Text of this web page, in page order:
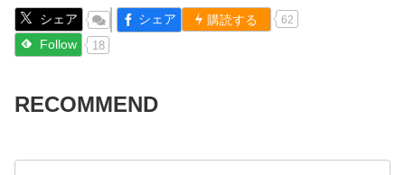
シェア シェア 購読する 62
Follow 18
RECOMMEND